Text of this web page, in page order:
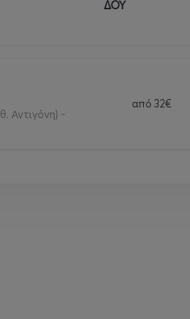
ΔΟΥ
Αντιγόνη) -
από 32€